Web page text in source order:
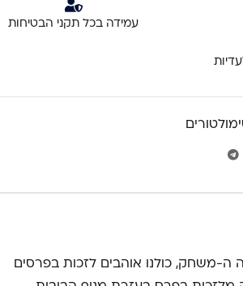
עמידה בכל תקני הבטיחות
משחק, כולנו אוהבים לזכות בפרסים